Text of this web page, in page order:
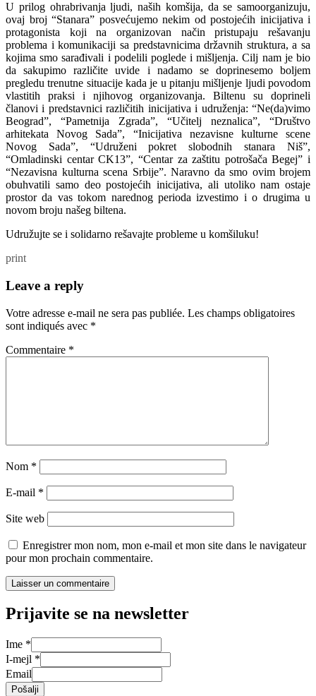
U prilog ohrabrivanja ljudi, naših komšija, da se samoorganizuju,
ovaj broj “Stanara” posvećujemo nekim od postojećih inicijativa i
protagonista koji na organizovan način pristupaju rešavanju
problema i komunikaciji sa predstavnicima državnih struktura, a sa
kojima smo sarađivali i podelili poglede i mišljenja. Cilj nam je bio
da sakupimo različite uvide i nadamo se doprinesemo boljem
pregledu trenutne situacije kada je u pitanju mišljenje ljudi povodom
vlastitih praksi i njihovog organizovanja. Biltenu su doprineli
članovi i predstavnici različitih inicijativa i udruženja: “Ne(da)vimo
Beograd”, “Pametnija Zgrada”, “Učitelj neznalica”, “Društvo
arhitekata Novog Sada”, “Inicijativa nezavisne kulturne scene
Novog Sada”, “Udruženi pokret slobodnih stanara Niš”,
“Omladinski centar CK13”, “Centar za zaštitu potrošača Begej” i
“Nezavisna kulturna scena Srbije”. Naravno da smo ovim brojem
obuhvatili samo deo postojećih inicijativa, ali utoliko nam ostaje
prostor da vas tokom narednog perioda izvestimo i o drugima u
novom broju našeg biltena.
Udružujte se i solidarno rešavajte probleme u komšiluku!
print
Leave a reply
Votre adresse e-mail ne sera pas publiée. Les champs obligatoires
sont indiqués avec *
Commentaire *
Nom *
E-mail *
Site web
Enregistrer mon nom, mon e-mail et mon site dans le navigateur
pour mon prochain commentaire.
Prijavite se na newsletter
Ime *
I-mejl *
Email
Pošalji